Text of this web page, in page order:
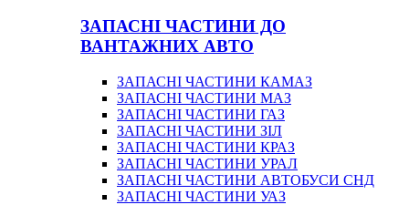
ЗАПАСНІ ЧАСТИНИ ДО
ВАНТАЖНИХ АВТО
ЗАПАСНІ ЧАСТИНИ КАМАЗ
ЗАПАСНІ ЧАСТИНИ МАЗ
ЗАПАСНІ ЧАСТИНИ ГАЗ
ЗАПАСНІ ЧАСТИНИ ЗІЛ
ЗАПАСНІ ЧАСТИНИ КРАЗ
ЗАПАСНІ ЧАСТИНИ УРАЛ
ЗАПАСНІ ЧАСТИНИ АВТОБУСИ СНД
ЗАПАСНІ ЧАСТИНИ УАЗ